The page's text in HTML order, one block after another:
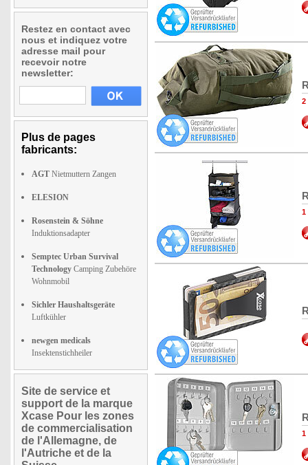
Restez en contact avec
nous et indiquez votre
adresse mail pour
recevoir notre
newsletter:
Plus de pages
fabricants:
AGT Nietmuttern Zangen
ELESION
Rosenstein & Söhne
Induktionsadapter
Semptec Urban Survival
Technology Camping Zubehöre
Wohnmobil
Sichler Haushaltsgeräte
Luftkühler
newgen medicals
Insektenstichheiler
Site de service et
support de la marque
Xcase Pour les zones
de commercialisation
de l'Allemagne, de
l'Autriche et de la
2
1
1